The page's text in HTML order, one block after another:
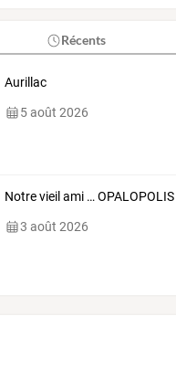
Récents
Aurillac
5 août 2026
Notre vieil ami …
3 août 2026